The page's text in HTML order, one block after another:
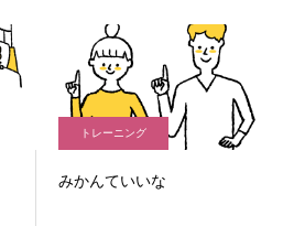
トレーニング
みかんていいな